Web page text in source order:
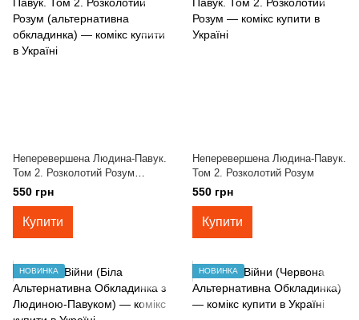
Неперевершена Людина-Павук.
Том 2. Розколотий Розум
(альтернативна обкладинка)
550 грн
Купити
Неперевершена Людина-Павук.
Том 2. Розколотий Розум
550 грн
Купити
НОВИНКА НОВИНКА